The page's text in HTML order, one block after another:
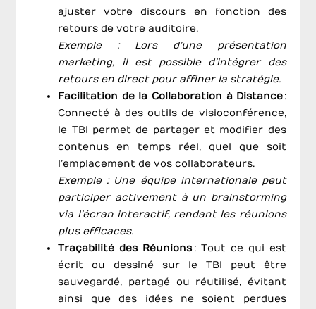
ajuster votre discours en fonction des
retours de votre auditoire.
Exemple : Lors d’une présentation
marketing, il est possible d’intégrer des
retours en direct pour affiner la stratégie.
Facilitation de la Collaboration à Distance:
Connecté à des outils de visioconférence,
le TBI permet de partager et modifier des
contenus en temps réel, quel que soit
l’emplacement de vos collaborateurs.
Exemple : Une équipe internationale peut
participer activement à un brainstorming
via l’écran interactif, rendant les réunions
plus efficaces.
Traçabilité des Réunions : Tout ce qui est
écrit ou dessiné sur le TBI peut être
sauvegardé, partagé ou réutilisé, évitant
ainsi que des idées ne soient perdues